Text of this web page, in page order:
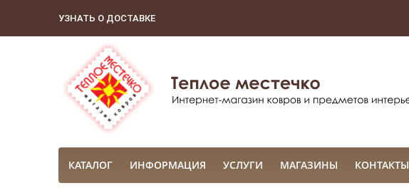
УЗНАТЬ О ДОСТАВКЕ
КАТАЛОГ ИНФОРМАЦИЯ УСЛУГИ МАГАЗИНЫ КОНТАКТЫ